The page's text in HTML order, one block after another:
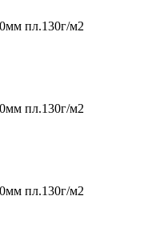
пл.130г/м2
пл.130г/м2
пл.130г/м2